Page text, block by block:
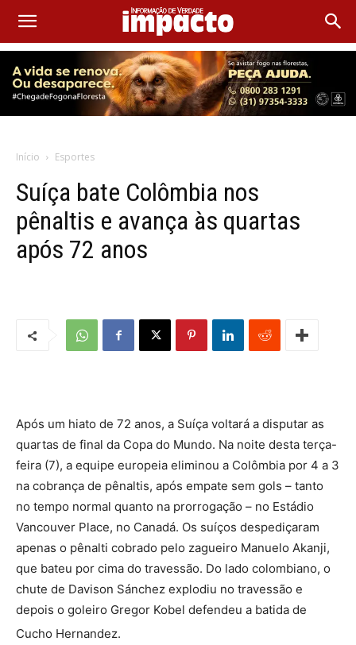
Início Esportes
Suíça bate Colômbia nos
pênaltis e avança às quartas
após 72 anos
Após um hiato de 72 anos, a Suíça voltará a disputar as
quartas de final da Copa do Mundo. Na noite desta terça-
feira (7), a equipe europeia eliminou a Colômbia por 4 a 3
na cobrança de pênaltis, após empate sem gols – tanto
no tempo normal quanto na prorrogação – no Estádio
Vancouver Place, no Canadá. Os suíços despediçaram
apenas o pênalti cobrado pelo zagueiro Manuelo Akanji,
que bateu por cima do travessão. Do lado colombiano, o
chute de Davison Sánchez explodiu no travessão e
depois o goleiro Gregor Kobel defendeu a batida de
Cucho Hernandez.